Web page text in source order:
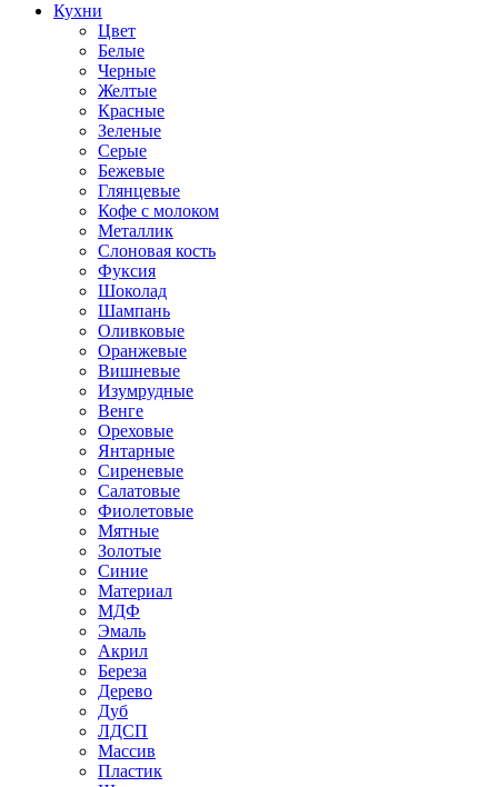
Кухни
Цвет
Белые
Черные
Желтые
Красные
Зеленые
Серые
Бежевые
Глянцевые
Кофе с молоком
Металлик
Слоновая кость
Фуксия
Шоколад
Шампань
Оливковые
Оранжевые
Вишневые
Изумрудные
Венге
Ореховые
Янтарные
Сиреневые
Салатовые
Фиолетовые
Мятные
Золотые
Синие
Материал
МДФ
Эмаль
Акрил
Береза
Дерево
Дуб
ЛДСП
Массив
Пластик